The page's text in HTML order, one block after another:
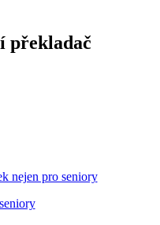
překladač
nejen pro seniory